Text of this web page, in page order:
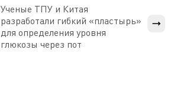
Ученые ТПУ и Китая
разработали гибкий «пластырь»
для определения уровня
глюкозы через пот